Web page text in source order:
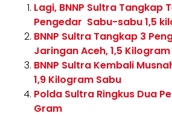
Lagi, BNNP Sultra Tangkap
Pengedar Sabu-sabu 1,5
BNNP Sultra Tangkap 3
Jaringan Aceh, 1,5
BNNP Sultra Kembali
1,9 Kilogram Sabu
Polda Sultra Ringkus Dua
Gram